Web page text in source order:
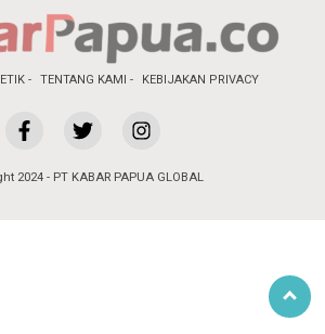
TENTANG KAMI KEBIJAKAN PRIVACY
2024 - PT KABAR PAPUA GLOBAL